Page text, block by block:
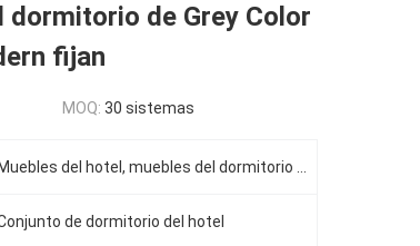
dormitorio de Grey Color
fijan
MOQ: 30 sistemas
de dormitorio del hotel